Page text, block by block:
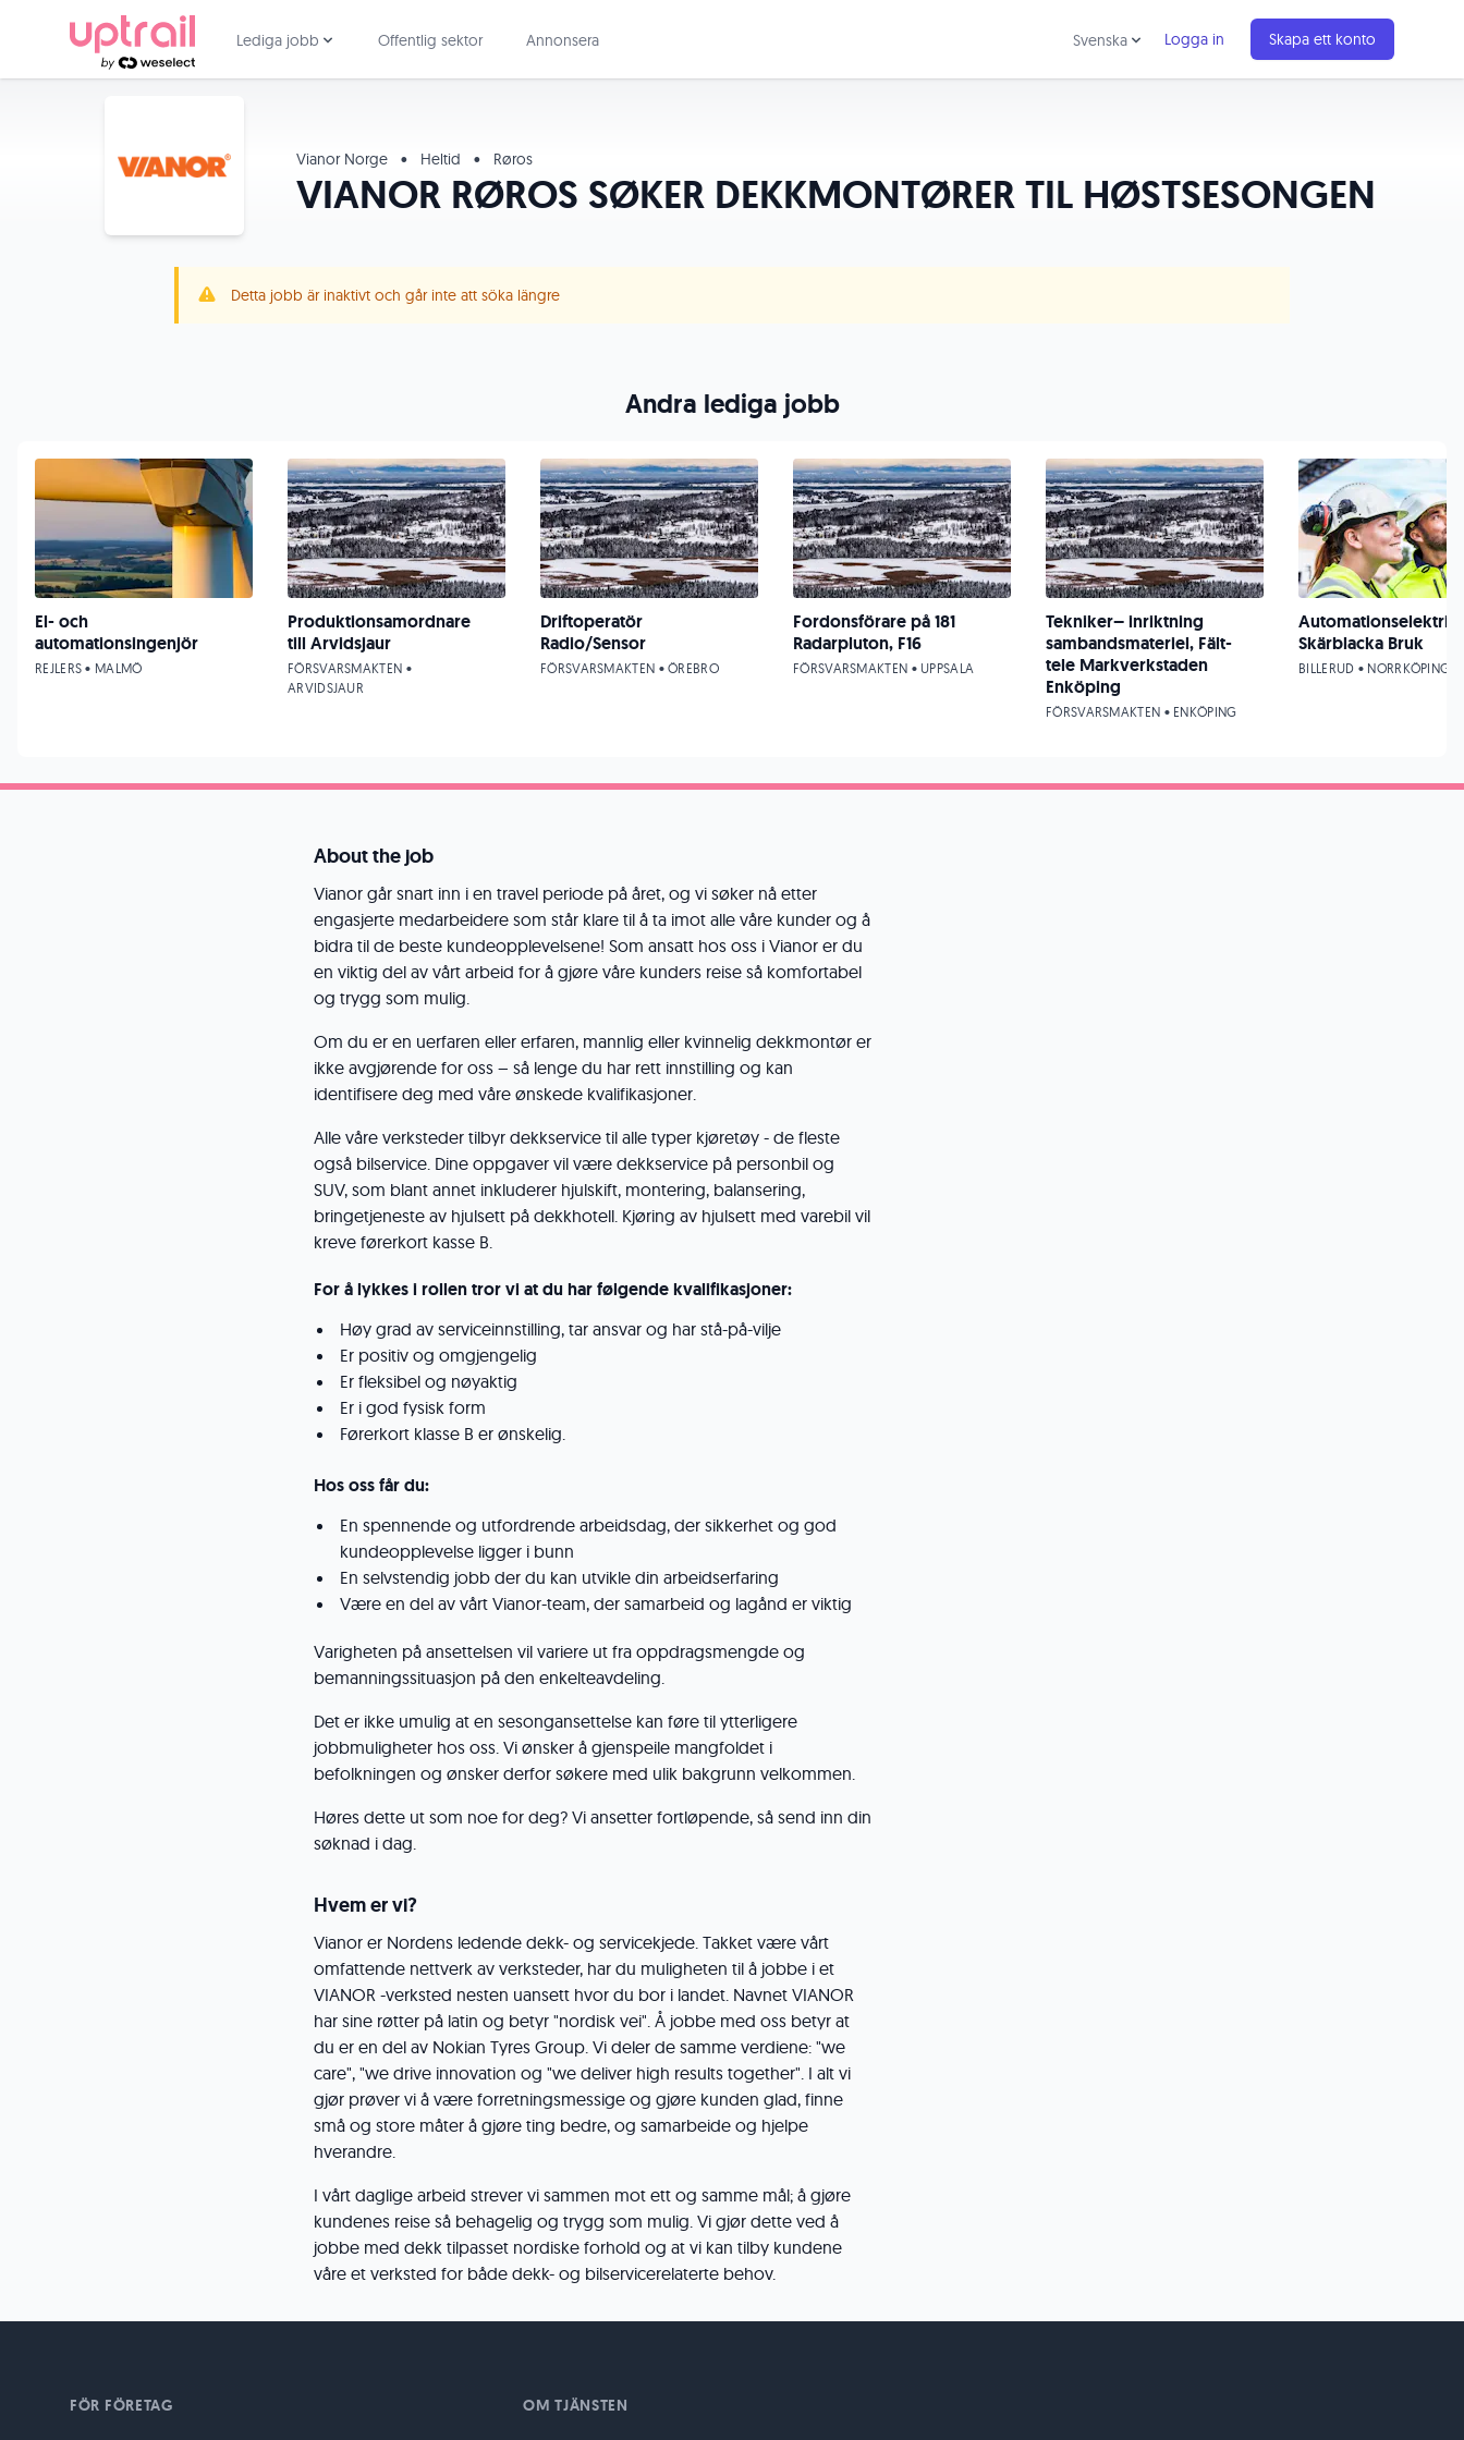
Lediga jobb Offentlig sektor Annonsera Svenska Logga in Skapa ett konto
Vianor Norge • Heltid • Røros
VIANOR RØROS SØKER DEKKMONTØRER TIL HØSTSESONGEN
Detta jobb är inaktivt och går inte att söka längre
About the job
Vianor går snart inn i en travel periode på året, og vi søker nå etter
engasjerte medarbeidere som står klare til å ta imot alle våre kunder og å
bidra til de beste kundeopplevelsene! Som ansatt hos oss i Vianor er du
en viktig del av vårt arbeid for å gjøre våre kunders reise så komfortabel
og trygg som mulig.
Om du er en uerfaren eller erfaren, mannlig eller kvinnelig dekkmontør er
ikke avgjørende for oss – så lenge du har rett innstilling og kan
identifisere deg med våre ønskede kvalifikasjoner.
Alle våre verksteder tilbyr dekkservice til alle typer kjøretøy - de fleste
også bilservice. Dine oppgaver vil være dekkservice på personbil og
SUV, som blant annet inkluderer hjulskift, montering, balansering,
bringetjeneste av hjulsett på dekkhotell. Kjøring av hjulsett med varebil vil
kreve førerkort kasse B.
For å lykkes i rollen tror vi at du har følgende kvalifikasjoner:
Høy grad av serviceinnstilling, tar ansvar og har stå-på-vilje
Er positiv og omgjengelig
Er fleksibel og nøyaktig
Er i god fysisk form
Førerkort klasse B er ønskelig.
Hos oss får du:
En spennende og utfordrende arbeidsdag, der sikkerhet og god
kundeopplevelse ligger i bunn
En selvstendig jobb der du kan utvikle din arbeidserfaring
Være en del av vårt Vianor-team, der samarbeid og lagånd er viktig
Varigheten på ansettelsen vil variere ut fra oppdragsmengde og
bemanningssituasjon på den enkelteavdeling.
Det er ikke umulig at en sesongansettelse kan føre til ytterligere
jobbmuligheter hos oss. Vi ønsker å gjenspeile mangfoldet i
befolkningen og ønsker derfor søkere med ulik bakgrunn velkommen.
Høres dette ut som noe for deg? Vi ansetter fortløpende, så send inn din
søknad i dag.
Hvem er vi?
Vianor er Nordens ledende dekk- og servicekjede. Takket være vårt
omfattende nettverk av verksteder, har du muligheten til å jobbe i et
VIANOR -verksted nesten uansett hvor du bor i landet. Navnet VIANOR
har sine røtter på latin og betyr "nordisk vei". Å jobbe med oss ​​betyr at
du er en del av Nokian Tyres Group. Vi deler de samme verdiene: "we
care", "we drive innovation og "we deliver high results together". I alt vi
gjør prøver vi å være forretningsmessige og gjøre kunden glad, finne
små og store måter å gjøre ting bedre, og samarbeide og hjelpe
hverandre.
I vårt daglige arbeid strever vi sammen mot ett og samme mål; å gjøre
kundenes reise så behagelig og trygg som mulig. Vi gjør dette ved å
jobbe med dekk tilpasset nordiske forhold og at vi kan tilby kundene
våre et verksted for både dekk- og bilservicerelaterte behov.
Andra lediga jobb
El- och
automationsingenjör
REJLERS • MALMÖ
Produktionsamordnare
till Arvidsjaur
FÖRSVARSMAKTEN •
ARVIDSJAUR
Driftoperatör
Radio/Sensor
FÖRSVARSMAKTEN • ÖREBRO
Fordonsförare på 181
Radarpluton, F16
FÖRSVARSMAKTEN • UPPSALA
Tekniker– inriktning
sambandsmateriel, Fält-
tele Markverkstaden
Enköping
FÖRSVARSMAKTEN • ENKÖPING
Skärblacka Bruk
BILLERUD • NORRKÖPING
FÖR FÖRETAG OM TJÄNSTEN